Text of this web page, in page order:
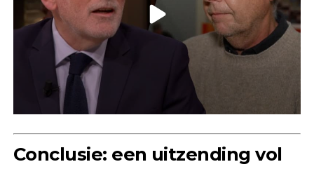
Conclusie: een uitzending vol